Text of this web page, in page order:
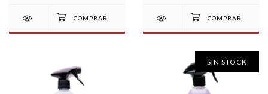
SIN STOCK